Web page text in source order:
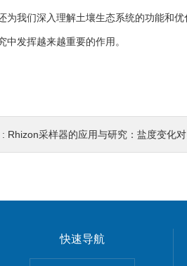
为我们深入理解土壤生态系统的功能和
中发挥越来越重要的作用。
: Rhizon采样器的应用与研究：盐度变化对沉积物中化学物质行为的影响
快速导航